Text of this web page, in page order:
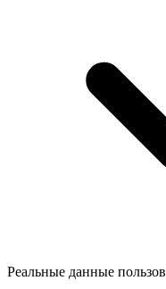
Реальные данные